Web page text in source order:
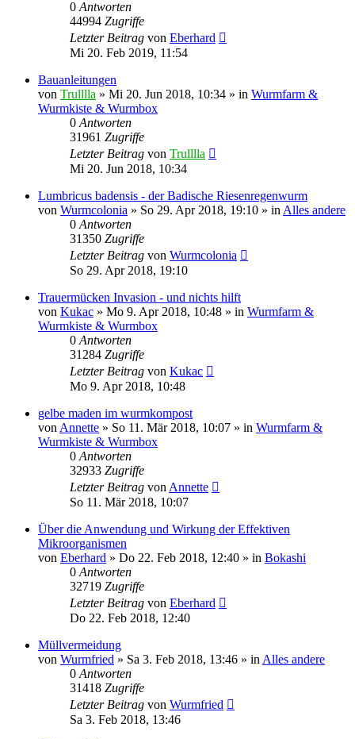
0 Antworten
44994 Zugriffe
Letzter Beitrag von Eberhard
Mi 20. Feb 2019, 11:54
Bauanleitungen
von Trulllla » Mi 20. Jun 2018, 10:34 » in Wurmfarm &
Wurmkiste & Wurmbox
0 Antworten
31961 Zugriffe
Letzter Beitrag von Trulllla
Mi 20. Jun 2018, 10:34
Lumbricus badensis - der Badische Riesenregenwurm
von Wurmcolonia » So 29. Apr 2018, 19:10 » in Alles andere
0 Antworten
31350 Zugriffe
Letzter Beitrag von Wurmcolonia
So 29. Apr 2018, 19:10
Trauermücken Invasion - und nichts hilft
von Kukac » Mo 9. Apr 2018, 10:48 » in Wurmfarm &
Wurmkiste & Wurmbox
0 Antworten
31284 Zugriffe
Letzter Beitrag von Kukac
Mo 9. Apr 2018, 10:48
gelbe maden im wurmkompost
von Annette » So 11. Mär 2018, 10:07 » in Wurmfarm &
Wurmkiste & Wurmbox
0 Antworten
32933 Zugriffe
Letzter Beitrag von Annette
So 11. Mär 2018, 10:07
Über die Anwendung und Wirkung der Effektiven
Mikroorganismen
von Eberhard » Do 22. Feb 2018, 12:40 » in Bokashi
0 Antworten
32719 Zugriffe
Letzter Beitrag von Eberhard
Do 22. Feb 2018, 12:40
Müllvermeidung
von Wurmfried » Sa 3. Feb 2018, 13:46 » in Alles andere
0 Antworten
31418 Zugriffe
Letzter Beitrag von Wurmfried
Sa 3. Feb 2018, 13:46